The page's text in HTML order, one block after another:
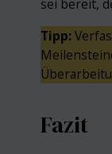
sei bereit,
Tipp:
Fazit